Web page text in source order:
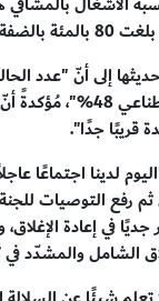
الغربية".
إلى أنّ "عدد
أجهزة التنفس
قريبًا جدًا".
لدينا اجتماعًا
رفع التوصيات
في إعادة
الشامل والمشدّد